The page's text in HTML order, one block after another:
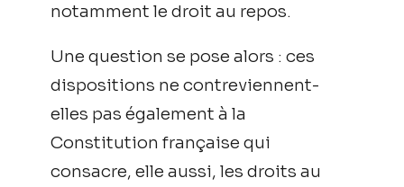
notamment le droit au repos.
Une question se pose alors : ces
dispositions ne contreviennent-
elles pas également à la
Constitution française qui
consacre, elle aussi, les droits au